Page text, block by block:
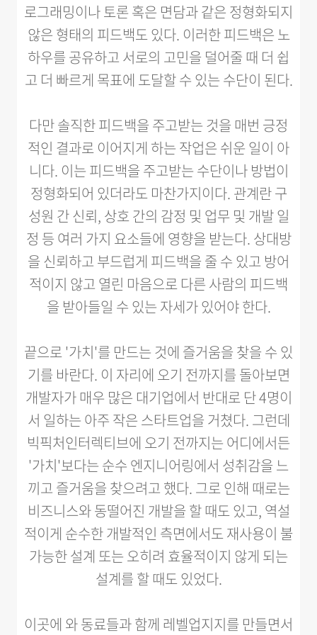
로그래밍이나 토론 혹은 면담과 같은 정형화되지
않은 형태의 피드백도 있다. 이러한 피드백은 노
하우를 공유하고 서로의 고민을 덜어줄 때 더 쉽
고 더 빠르게 목표에 도달할 수 있는 수단이 된다.
다만 솔직한 피드백을 주고받는 것을 매번 긍정
적인 결과로 이어지게 하는 작업은 쉬운 일이 아
니다. 이는 피드백을 주고받는 수단이나 방법이
정형화되어 있더라도 마찬가지이다. 관계란 구
성원 간 신뢰, 상호 간의 감정 및 업무 및 개발 일
정 등 여러 가지 요소들에 영향을 받는다. 상대방
을 신뢰하고 부드럽게 피드백을 줄 수 있고 방어
적이지 않고 열린 마음으로 다른 사람의 피드백
을 받아들일 수 있는 자세가 있어야 한다.
끝으로 '가치'를 만드는 것에 즐거움을 찾을 수 있
기를 바란다. 이 자리에 오기 전까지를 돌아보면
개발자가 매우 많은 대기업에서 반대로 단 4명이
서 일하는 아주 작은 스타트업을 거쳤다. 그런데
빅픽처인터렉티브에 오기 전까지는 어디에서든
'가치'보다는 순수 엔지니어링에서 성취감을 느
끼고 즐거움을 찾으려고 했다. 그로 인해 때로는
비즈니스와 동떨어진 개발을 할 때도 있고, 역설
적이게 순수한 개발적인 측면에서도 재사용이 불
가능한 설계 또는 오히려 효율적이지 않게 되는
설계를 할 때도 있었다.
이곳에 와 동료들과 함께 레벨업지지를 만들면서